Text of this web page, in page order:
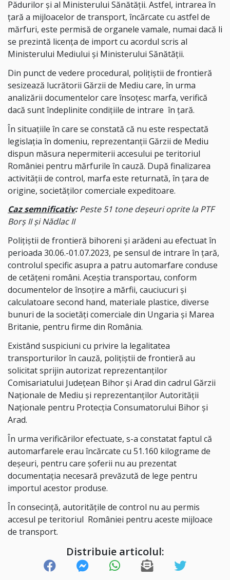
Pădurilor și al Ministerului Sănătății. Astfel, intrarea în
țară a mijloacelor de transport, încărcate cu astfel de
mărfuri, este permisă de organele vamale, numai dacă li
se prezintă licența de import cu acordul scris al
Ministerului Mediului și Ministerului Sănătății.
Din punct de vedere procedural, poliţiştii de frontieră
sesizează lucrătorii Gărzii de Mediu care, în urma
analizării documentelor care însoţesc marfa, verifică
dacă sunt îndeplinite condiţiile de intrare în ţară.
În situaţiile în care se constată că nu este respectată
legislaţia în domeniu, reprezentanţii Gărzii de Mediu
dispun măsura nepermiterii accesului pe teritoriul
României pentru mărfurile în cauză. După finalizarea
activităţii de control, marfa este returnată, în ţara de
origine, societăţilor comerciale expeditoare.
Caz semnificativ: Peste 51 tone deşeuri oprite la PTF
Borș II și Nădlac II
Poliţiştii de frontieră bihoreni și arădeni au efectuat în
perioada 30.06.-01.07.2023, pe sensul de intrare în ţară,
controlul specific asupra a patru automarfare conduse
de cetăţeni români. Aceştia transportau, conform
documentelor de însoțire a mărfii, cauciucuri și
calculatoare second hand, materiale plastice, diverse
bunuri de la societăți comerciale din Ungaria și Marea
Britanie, pentru firme din România.
Existând suspiciuni cu privire la legalitatea
transporturilor în cauză, poliţiştii de frontieră au
solicitat sprijin autorizat reprezentanților
Comisariatului Județean Bihor și Arad din cadrul Gărzii
Naționale de Mediu și reprezentanților Autorității
Naționale pentru Protecția Consumatorului Bihor și
Arad.
În urma verificărilor efectuate, s-a constatat faptul că
automarfarele erau încărcate cu 51.160 kilograme de
deșeuri, pentru care șoferii nu au prezentat
documentația necesară prevăzută de lege pentru
importul acestor produse.
În consecinţă, autorităţile de control nu au permis
accesul pe teritoriul României pentru aceste mijloace
de transport.
Distribuie articolul: